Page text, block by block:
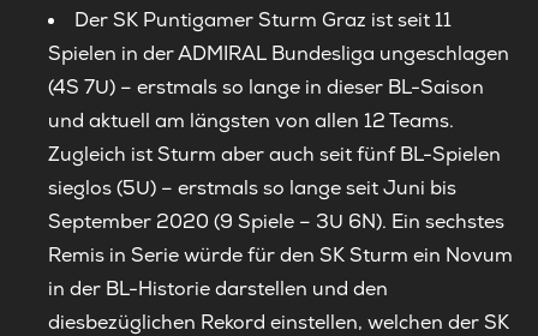
Der SK Puntigamer Sturm Graz ist seit 11
Spielen in der ADMIRAL Bundesliga ungeschlagen
(4S 7U) – erstmals so lange in dieser BL-Saison
und aktuell am längsten von allen 12 Teams.
Zugleich ist Sturm aber auch seit fünf BL-Spielen
sieglos (5U) – erstmals so lange seit Juni bis
September 2020 (9 Spiele – 3U 6N). Ein sechstes
Remis in Serie würde für den SK Sturm ein Novum
in der BL-Historie darstellen und den
diesbezüglichen Rekord einstellen, welchen der SK